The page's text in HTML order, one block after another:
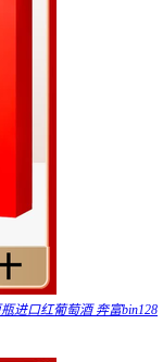
进口红葡萄酒 奔富bin128